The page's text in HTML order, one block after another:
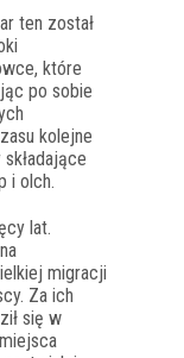
ten został
które
po sobie
kolejne
i olch.
lat.
migracji
Za ich
się w